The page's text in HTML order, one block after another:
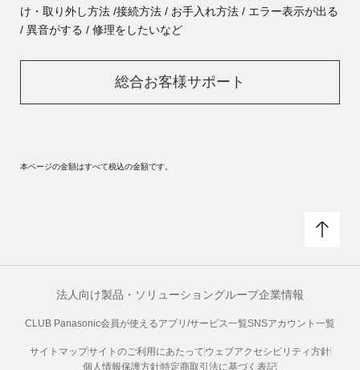
け・取り外し方法 /接続方法 / お手入れ方法 / エラー表示が出る
/ 異音がする / 修理をしたいなど
総合お客様サポート
本ページの金額はすべて税込の金額です。
法人向け製品・ソリューショングループ企業情報
CLUB Panasonic会員が使えるアプリ/サービス一覧SNSアカウント一覧
サイトマップサイトのご利用にあたって ウェブアクセシビリティ方針
個人情報保護方針特定商取引法に基づく表記